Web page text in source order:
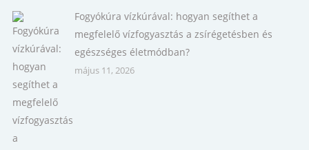
Fogyókúra vízkúrával: hogyan segíthet a
megfelelő vízfogyasztás a zsírégetésben és
egészséges életmódban?
május 11, 2026